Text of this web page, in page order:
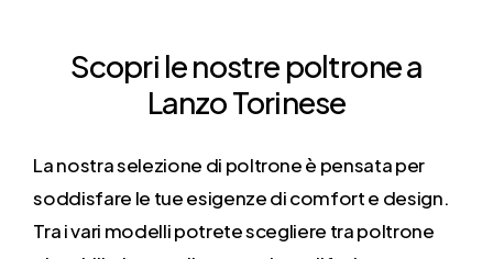
Scopri lenostre poltronea
Lanzo Torinese
La nostra selezione di poltrone è pensata per
soddisfare le tue esigenze di comfort e design.
Tra i vari modelli potrete scegliere tra poltrone